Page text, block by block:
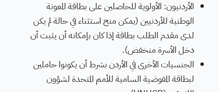
الأردنيون: الأولوية للحاصلين على بطاقة المعونة
الوطنية للأردنيين (يمكن منح استثناء في حالة لم يكن
لدى مقدم الطلب بطاقة إذا كان بإمكانه أن يثبت أن
دخل الأسرة منخفض).
الجنسيات الأخرى في الأردن بشرط أن يكونوا حاملين
لبطاقة المفوضية السامية للأمم المتحدة لشؤون